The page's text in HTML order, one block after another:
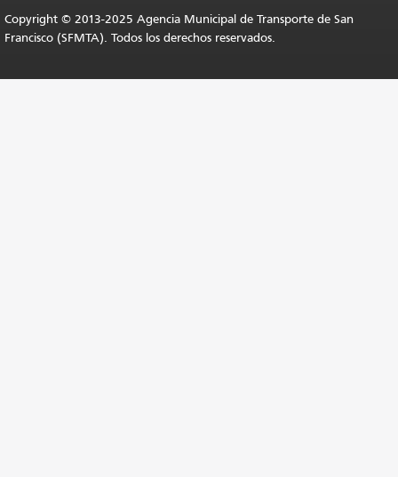
Copyright © 2013-2025 Agencia Municipal de Transporte de San
Francisco (SFMTA). Todos los derechos reservados.